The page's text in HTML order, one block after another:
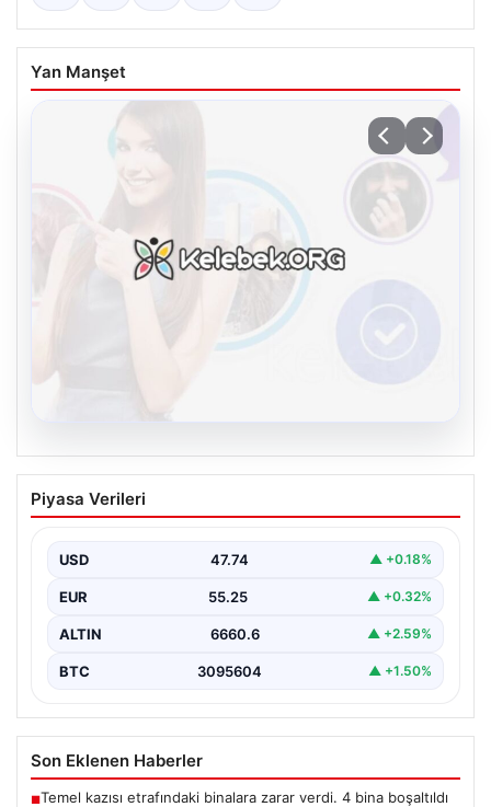
Yan Manşet
Kelebek.Org İle Sanal İletişimin Güvenli
Adresi Ve Sohbet Deneyimi
sağlaması kritik bir önem taşımaktadır. Güncel olarak…
Piyasa Verileri
USD 47.74 ▲ +0.18%
EUR 55.25 ▲ +0.32%
ALTIN 6660.6 ▲ +2.59%
BTC 3095604 ▲ +1.50%
Son Eklenen Haberler
■Temel kazısı etrafındaki binalara zarar verdi. 4 bina boşaltıldı